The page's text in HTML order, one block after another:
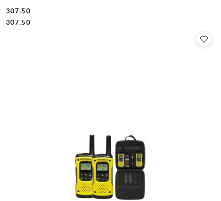
Cena:
307.50
Cena:
307.50